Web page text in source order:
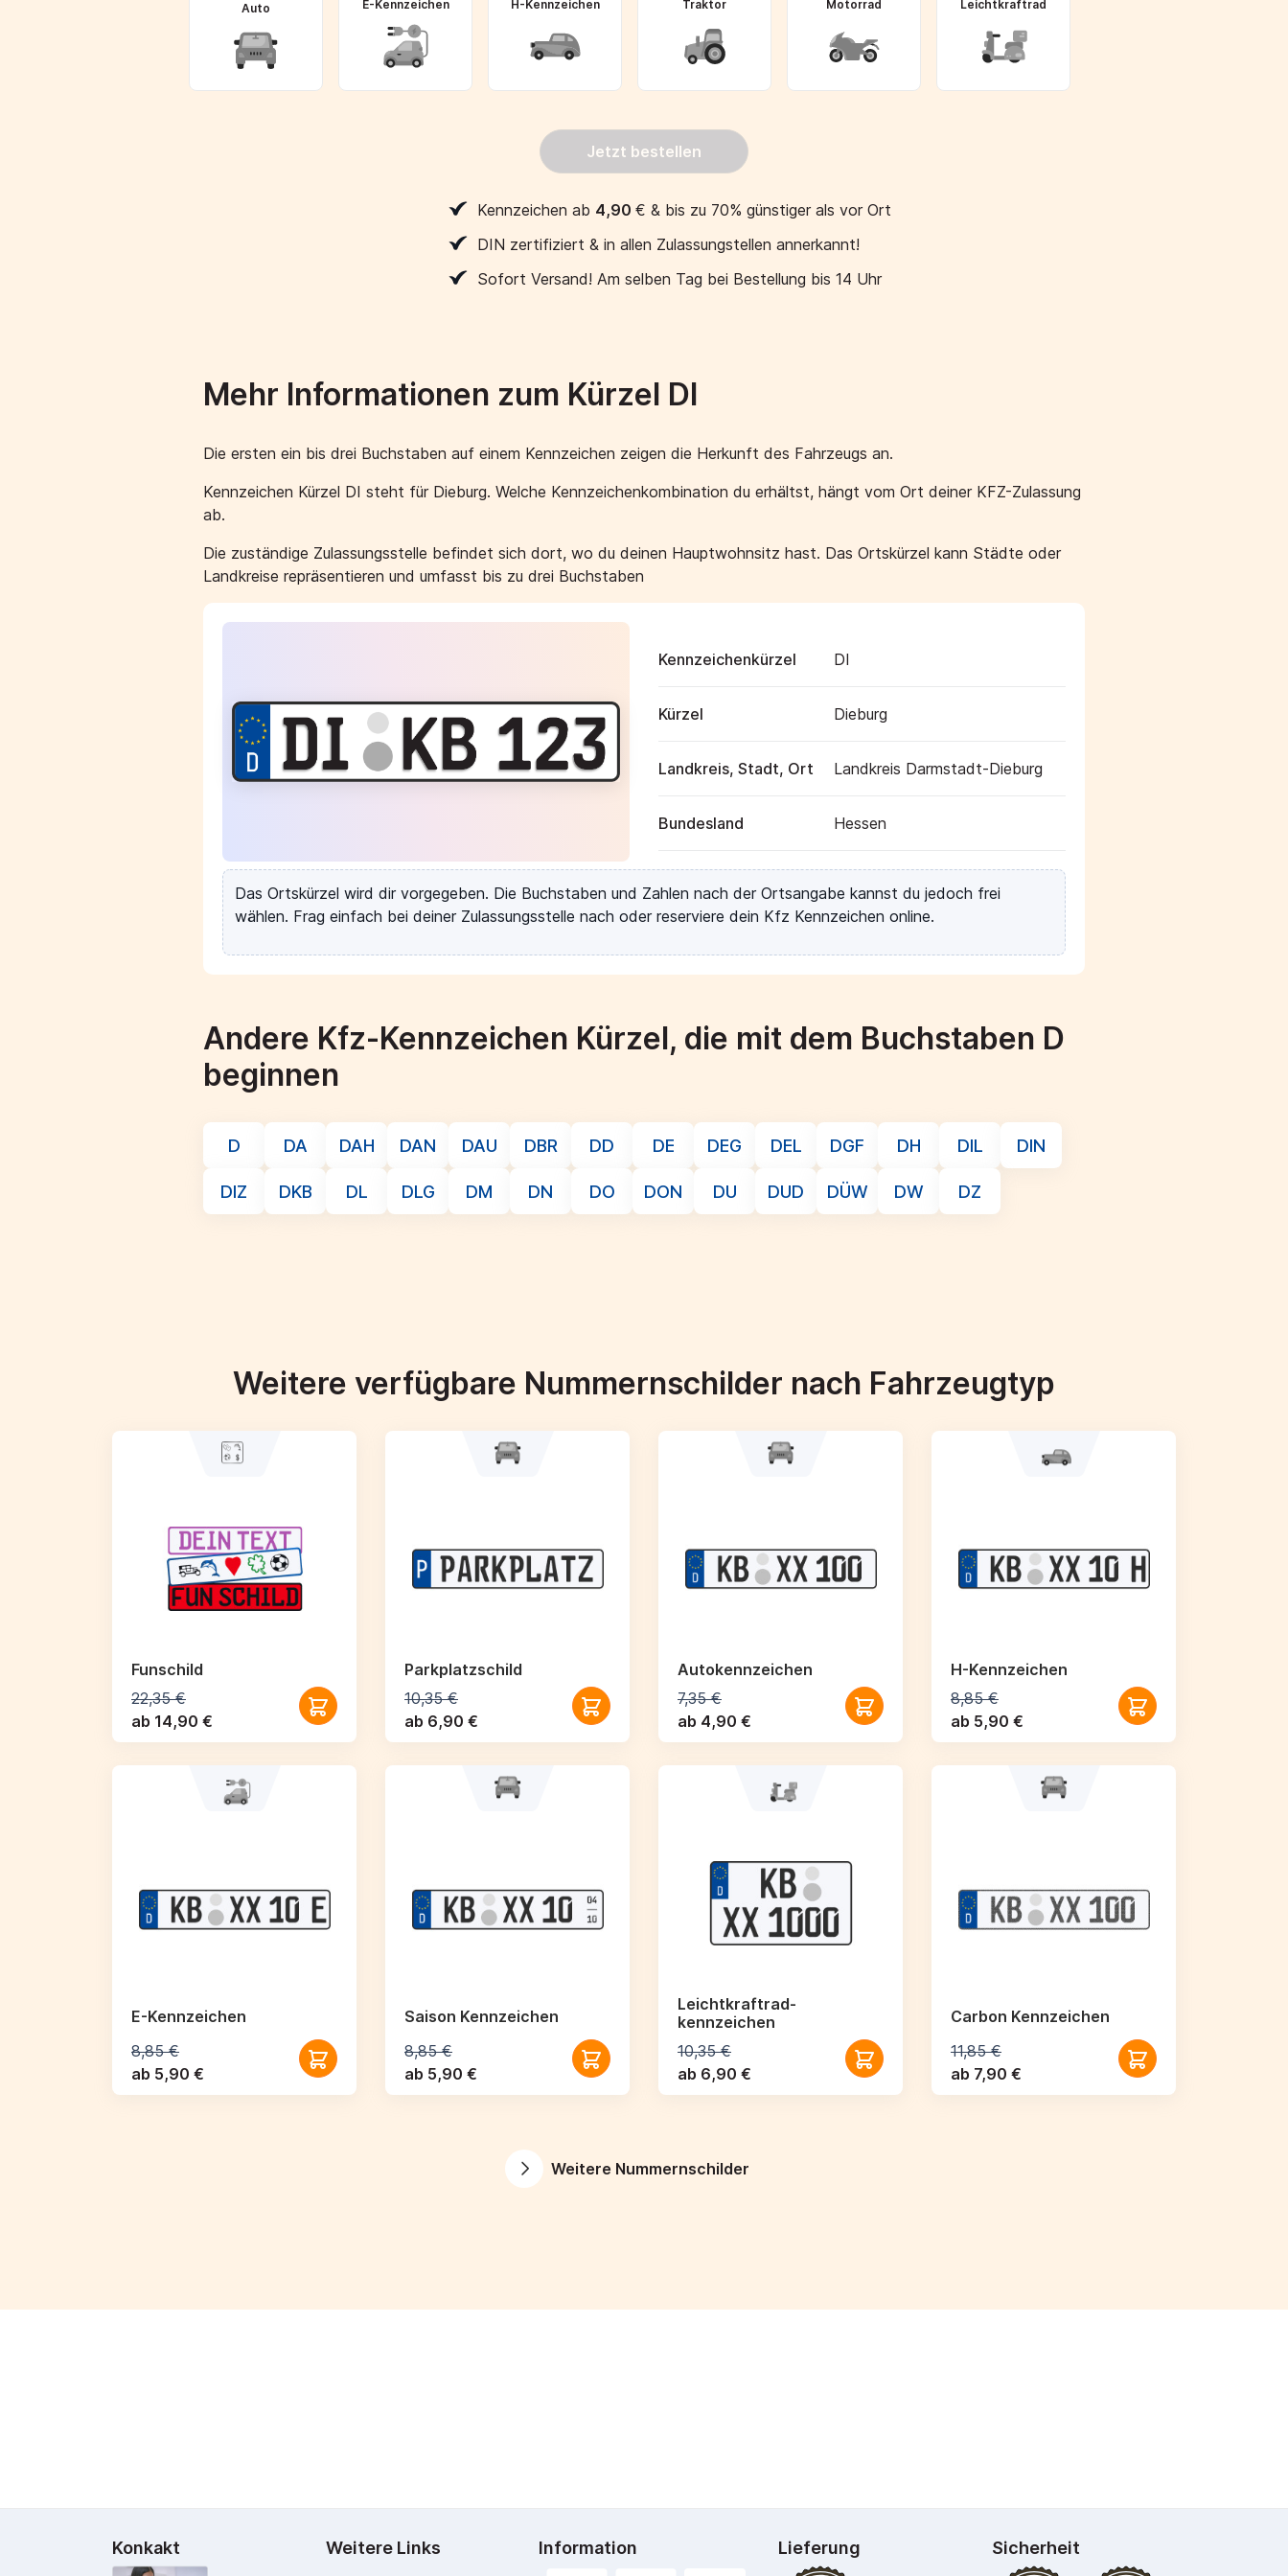
Auto E-Kennzeichen H-Kennzeichen Traktor Motorrad Leichtkraftrad
Jetzt bestellen
Kennzeichen ab 4,90 € & bis zu 70% günstiger als vor Ort
DIN zertifiziert & in allen Zulassungstellen annerkannt!
Sofort Versand! Am selben Tag bei Bestellung bis 14 Uhr
Mehr Informationen zum Kürzel DI
Die ersten ein bis drei Buchstaben auf einem Kennzeichen zeigen die Herkunft des Fahrzeugs an.
Kennzeichen Kürzel DI steht für Dieburg. Welche Kennzeichenkombination du erhältst, hängt vom Ort deiner KFZ-Zulassung
ab.
Die zuständige Zulassungsstelle befindet sich dort, wo du deinen Hauptwohnsitz hast. Das Ortskürzel kann Städte oder
Landkreise repräsentieren und umfasst bis zu drei Buchstaben
Kennzeichenkürzel DI
Kürzel Dieburg
Landkreis, Stadt, Ort Landkreis Darmstadt-Dieburg
Bundesland Hessen
Das Ortskürzel wird dir vorgegeben. Die Buchstaben und Zahlen nach der Ortsangabe kannst du jedoch frei
wählen. Frag einfach bei deiner Zulassungsstelle nach oder reserviere dein Kfz Kennzeichen online.
Andere Kfz-Kennzeichen Kürzel, die mit dem Buchstaben D
beginnen
D DA DAH DAN DAU DBR DD DE DEG DEL DGF DH DIL DIN
DIZ DKB DL DLG DM DN DO DON DU DUD DÜW DW DZ
Weitere verfügbare Nummernschilder nach Fahrzeugtyp
Funschild
22,35 €
ab 14,90 €
Parkplatzschild
10,35 €
ab 6,90 €
Autokennzeichen
7,35 €
ab 4,90 €
H-Kennzeichen
8,85 €
ab 5,90 €
E-Kennzeichen
8,85 €
ab 5,90 €
Saison Kennzeichen
8,85 €
ab 5,90 €
Leichtkraftrad­
kennzeichen
10,35 €
ab 6,90 €
Carbon Kennzeichen
11,85 €
ab 7,90 €
Weitere Nummernschilder
Konkakt Weitere Links Information Lieferung Sicherheit